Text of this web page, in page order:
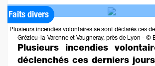
Faits divers
Plusieurs incendies volontaires se sont déclarés ces
Grézieu-la-Varenne et Vaugneray, près de Lyon - ©
Plusieurs incendies
déclenchés ces derniers